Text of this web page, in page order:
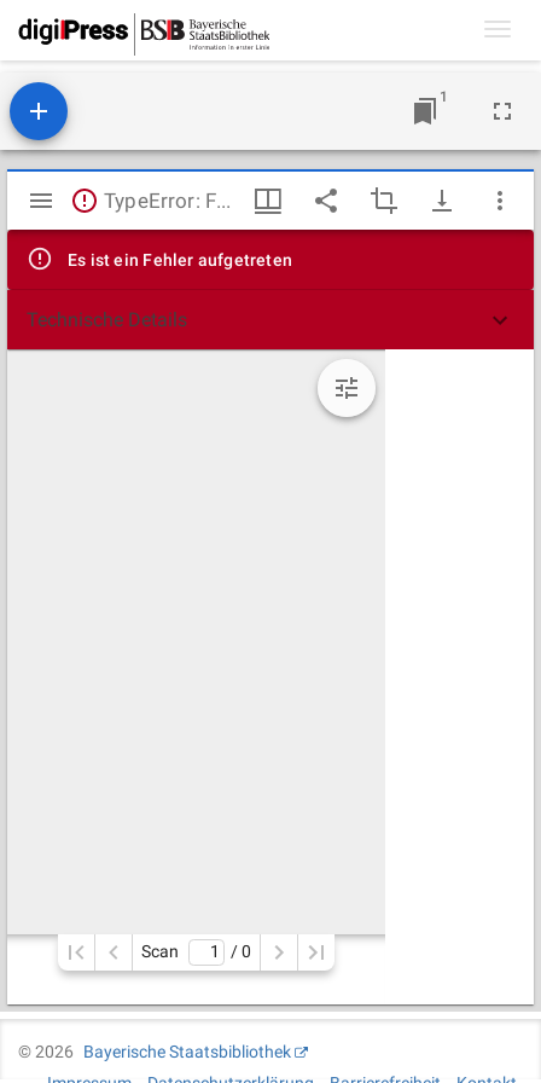
1
Mirador
Viewer
TypeError: Failed to fetch
Es ist ein Fehler aufgetreten
Technische Details
Scan / 0
©2026
Bayerische Staatsbibliothek